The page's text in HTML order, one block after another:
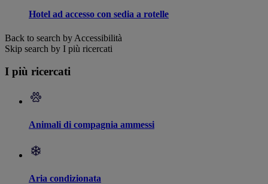
Hotel ad accesso con sedia a rotelle
Back to search by Accessibilità
Skip search by I più ricercati
I più ricercati
Animali di compagnia ammessi
Aria condizionata